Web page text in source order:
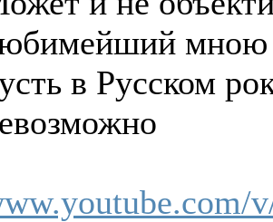
мною
в Русском